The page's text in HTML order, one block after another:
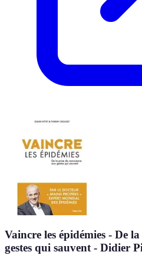
Vaincre les épidémies - De
gestes qui sauvent - Didier